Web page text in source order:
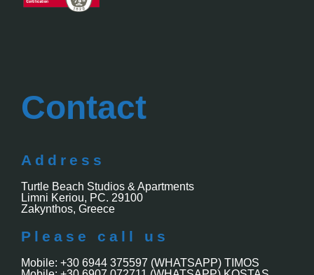
Contact
Address
Turtle Beach Studios & Apartments
Limni Keriou, PC. 29100
Zakynthos, Greece
Please call us
Mobile: +30 6944 375597 (WHATSAPP) TIMOS